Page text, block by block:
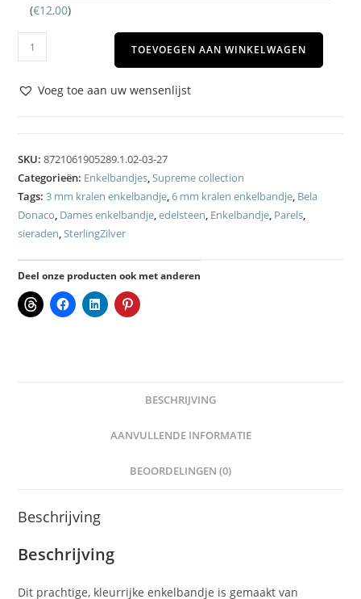
(€12,00)
TOEVOEGEN AAN WINKELWAGEN
Voeg toe aan uw wensenlijst
SKU:8721061905289.1.02-03-27
Categorieën: Enkelbandjes,Supreme collection
Tags:3 mm kralen enkelbandje,6 mm kralen enkelbandje, Bela
Donaco, Dames enkelbandje,edelsteen, Enkelbandje, Parels,
sieraden,SterlingZilver
Deel onze producten ook met anderen
BESCHRIJVING
AANVULLENDE INFORMATIE
BEOORDELINGEN (0)
Beschrijving
Beschrijving
Dit prachtige, kleurrijke enkelbandje is gemaakt van